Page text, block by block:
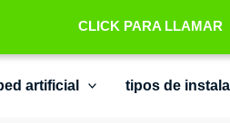
CLICK PARA LLAMAR
artificial tipos de